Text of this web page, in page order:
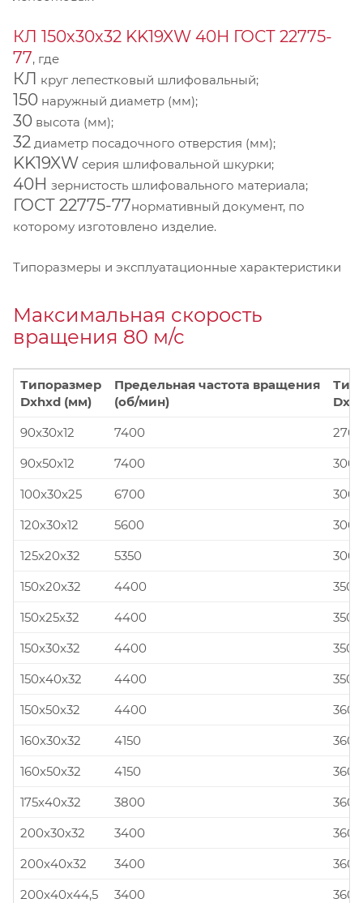
КЛ 150х30х32 KK19XW 40Н ГОСТ 22775-
77, где
КЛ круг лепестковый шлифовальный;
150 наружный диаметр (мм);
30 высота (мм);
32 диаметр посадочного отверстия (мм);
KK19XW серия шлифовальной шкурки;
40Н зернистость шлифовального материала;
ГОСТ 22775-77нормативный документ, по
которому изготовлено изделие.
Типоразмеры и эксплуатационные характеристики
Максимальная скорость
вращения 80 м/с
Типоразмер
Dxhxd (мм)
Предельная частота вращения
(об/мин)
90x30x12
7400
90x50x12
7400
100x30x25
6700
120x30x12
5600
125x20x32
5350
150x20x32
4400
150x25x32
4400
150x30x32
4400
150x40x32
4400
150x50x32
4400
160x30x32
4150
160x50x32
4150
175x40x32
3800
200x30x32
3400
200x40x32
3400
200x40x44,5
3400